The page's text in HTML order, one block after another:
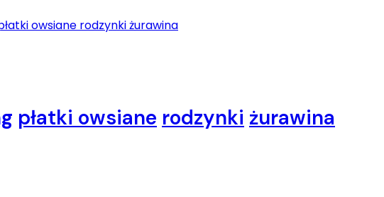
płatki owsiane rodzynki żurawina